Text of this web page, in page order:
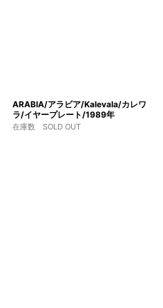
ARABIA/アラビア/Kalevala/カレワ
ラ/イヤープレート/1989年
在庫数 SOLD OUT